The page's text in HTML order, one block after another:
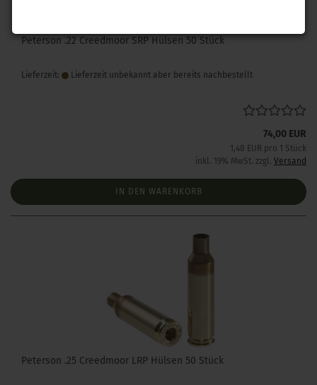
Peterson .22 Creedmoor SRP Hülsen 50 Stück
Lieferzeit: Lieferzeit unbekannt aber bereits nachbestellt
74,00 EUR
1,48 EUR pro 1 Stück
inkl. 19% MwSt. zzgl. Versand
IN DEN WARENKORB
Peterson .25 Creedmoor LRP Hülsen 50 Stück